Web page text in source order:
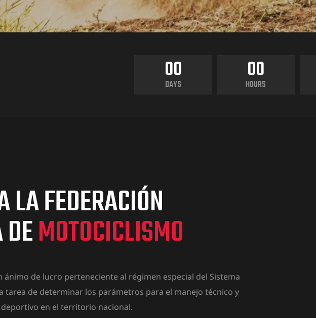
00
DAYS
00
HOURS
LA FEDERACIÓN
MOTOCICLISMO
de lucro perteneciente al régimen especial del Sistema
tarea de determinar los parámetros para el manejo técnico y
en el territorio nacional.